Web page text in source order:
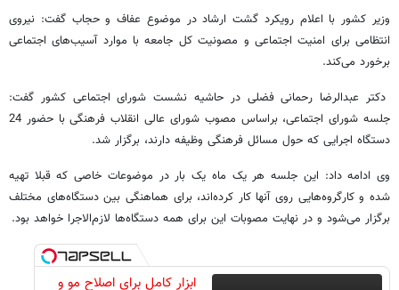
وزیر کشور با اعلام رویکرد گشت ارشاد در موضوع عفاف و حجاب گفت: نیروی
انتظامی برای امنیت اجتماعی و مصونیت کل جامعه با موارد آسیب‌های اجتماعی
برخورد می‌کند.
دکتر عبدالرضا رحمانی فضلی در حاشیه نشست شورای اجتماعی کشور گفت:
جلسه شورای اجتماعی، براساس مصوب شورای عالی انقلاب فرهنگی با حضور 24
دستگاه اجرایی که حول مسائل فرهنگی وظیفه دارند، برگزار شد.
وی ادامه داد: این جلسه هر یک ماه یک بار در موضوعات خاصی که قبلا تهیه
شده و کارگروه‌هایی روی آنها کار کرده‌اند، برای هماهنگی بین دستگاه‌های مختلف
برگزار می‌شود و در نهایت مصوبات این برای همه دستگاه‌ها لازم‌الاجرا خواهد بود.
ابزار کامل برای اصلاح مو و